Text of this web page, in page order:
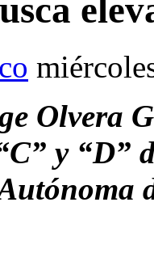
Olvera
y “D”